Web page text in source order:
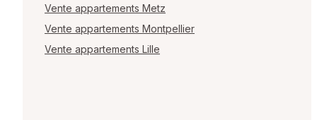
Vente appartements Metz
Vente appartements Montpellier
Vente appartements Lille